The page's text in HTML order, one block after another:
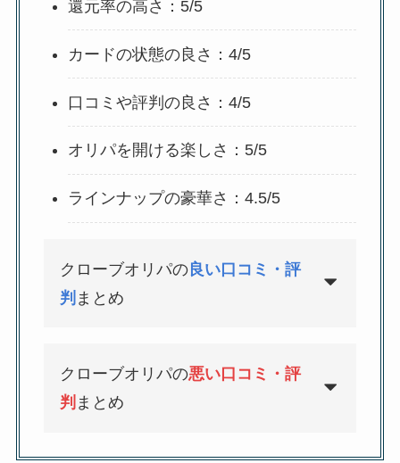
還元率の高さ：5/5
カードの状態の良さ：4/5
口コミや評判の良さ：4/5
オリパを開ける楽しさ：5/5
ラインナップの豪華さ：4.5/5
クローブオリパの良い口コミ・評
判 まとめ
クローブオリパの悪い口コミ・評
判 まとめ